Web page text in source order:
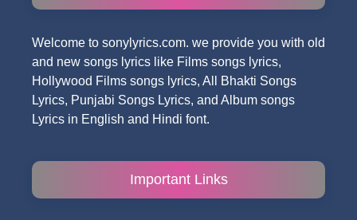
Welcome to sonylyrics.com. we provide you with old
and new songs lyrics like Films songs lyrics,
Hollywood Films songs lyrics, All Bhakti Songs
Lyrics, Punjabi Songs Lyrics, and Album songs
Lyrics in English and Hindi font.
Important Links